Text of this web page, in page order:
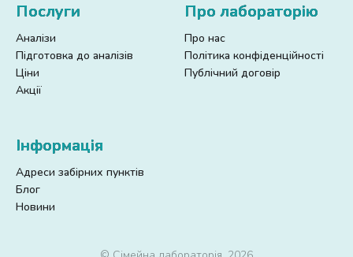
Послуги
Аналізи
Підготовка до аналізів
Ціни
Акції
Про лабораторію
Про нас
Політика конфіденційності
Публічний договір
Інформація
Адреси забірних пунктів
Блог
Новини